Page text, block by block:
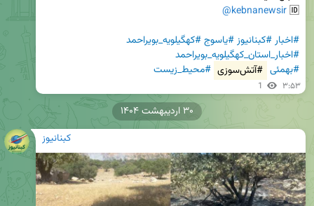
🆔
@kebnanewsir
#اخبار#کبنانیوز#یاسوج#کهگیلویه_بویراحمد
#اخبار_استان_کهگیلویه_بویراحمد
#بهمئی #آتش‌سوزی #محیط_زیست
1 ۳:۵۳
کبنانیوز
۳۰ اردیبهشت ۱۴۰۴